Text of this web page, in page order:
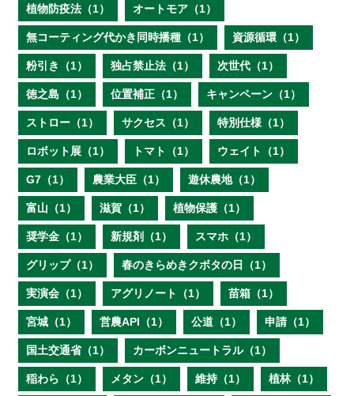
植物防疫法（1） オートモア（1）
無コーティング代かき同時播種（1） 資源循環（1）
粉引き（1） 独占禁止法（1） 次世代（1）
徳之島（1） 位置補正（1） キャンペーン（1）
ストロー（1） サクセス（1） 特別仕様（1）
ロボット展（1） トマト（1） ウェイト（1）
G7（1） 農業大臣（1） 遊休農地（1）
富山（1） 滋賀（1） 植物保護（1）
奨学金（1） 新規剤（1） スマホ（1）
グリップ（1） 春のきらめきクボタの日（1）
実演会（1） アグリノート（1） 苗箱（1）
宮城（1） 営農API（1） 公道（1） 申請（1）
国土交通省（1） カーボンニュートラル（1）
稲わら（1） メタン（1） 維持（1） 植林（1）